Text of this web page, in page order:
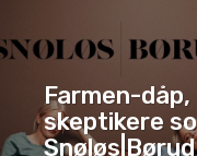
Farmen-dåp,
skeptikere